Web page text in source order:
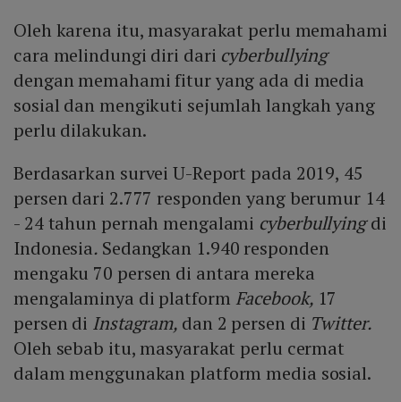
Oleh karena itu, masyarakat perlu memahami
cara melindungi diri dari cyberbullying
dengan memahami fitur yang ada di media
sosial dan mengikuti sejumlah langkah yang
perlu dilakukan.
Berdasarkan survei U-Report pada 2019, 45
persen dari 2.777 responden yang berumur 14
- 24 tahun pernah mengalami cyberbullyingdi
Indonesia. Sedangkan 1.940 responden
mengaku 70 persen di antara mereka
mengalaminya di platform Facebook, 17
persen di Instagram, dan 2 persen di Twitter.
Oleh sebab itu, masyarakat perlu cermat
dalam menggunakan platform media sosial.